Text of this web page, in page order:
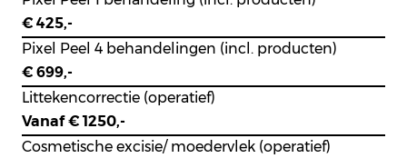
€ 425,-
Pixel Peel 4 behandelingen (incl. producten)
€ 699,-
Littekencorrectie (operatief)
Vanaf € 1250,-
Cosmetische excisie/ moedervlek (operatief)